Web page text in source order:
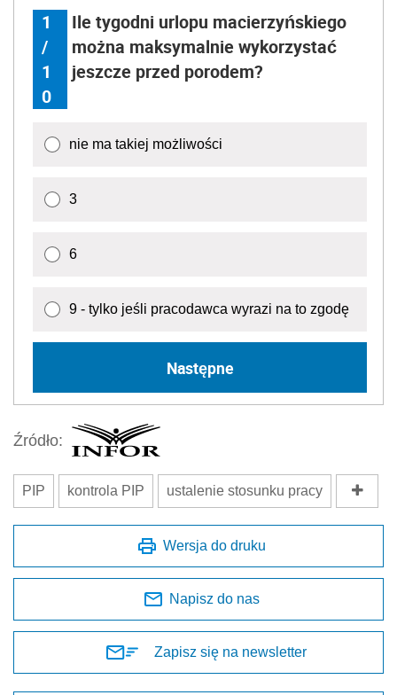
1
/
1
0
Ile tygodni urlopu macierzyńskiego
można maksymalnie wykorzystać
jeszcze przed porodem?
nie ma takiej możliwości
3
6
9 - tylko jeśli pracodawca wyrazi na to zgodę
Następne
Źródło:
PIP kontrola PIP ustalenie stosunku pracy
Wersja do druku
Napisz do nas
Zapisz się na newsletter